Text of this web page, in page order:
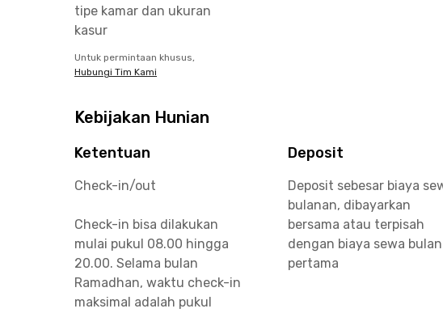
tipe kamar dan ukuran
kasur
Untuk permintaan khusus,
Hubungi Tim Kami
Kebijakan Hunian
Ketentuan
Check-in/out
Check-in bisa dilakukan
mulai pukul 08.00 hingga
20.00. Selama bulan
Ramadhan, waktu check-in
maksimal adalah pukul
Deposit
Deposit sebesar biaya
bulanan, dibayarkan
bersama atau terpisah
dengan biaya sewa bulan
pertama